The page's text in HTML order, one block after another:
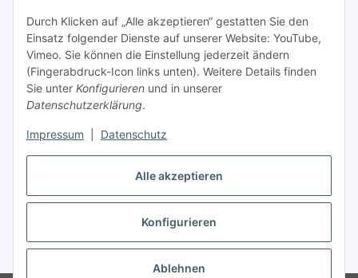
Alle akzeptieren
Konfigurieren
Ablehnen
Durch Klicken auf „Alle akzeptieren“ gestatten Sie den
Einsatz folgender Dienste auf unserer Website: YouTube,
Vimeo. Sie können die Einstellung jederzeit ändern
(Fingerabdruck-Icon links unten). Weitere Details finden
Sie unter Konfigurieren und in unserer
Datenschutzerklärung.
Impressum Datenschutz
Informationen
036204. 803903
Achtung!!!
16:00 – 19:00 Uhr
Vertrag widerrufen
* Alle Preise inkl. gesetzlicher USt., zzgl.Versand